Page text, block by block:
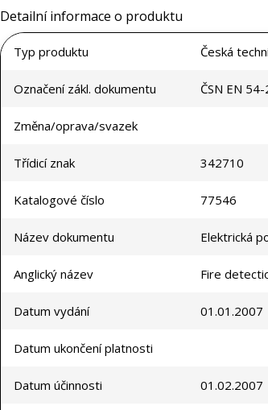
Detailní informace o produktu
Typ produktu Česká
Označení zákl. dokumentu ČSN EN
Změna/oprava/svazek
Třídicí znak 342710
Katalogové číslo 77546
Název dokumentu Elektrická
Anglický název Fire
Datum vydání 01.01.2007
Datum ukončení platnosti
Datum účinnosti 01.02.2007